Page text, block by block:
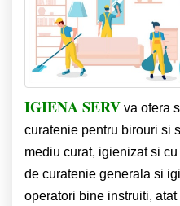
IGIENA SERV va ofera
curatenie pentru birouri si
mediu curat, igienizat si
de curatenie generala si
operatori bine instruiti,